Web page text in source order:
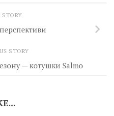
STORY
STORY
— котушки Salmo